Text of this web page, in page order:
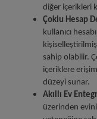
diğer içerikleri
Çoklu Hesap
kullanıcı
sahip olabilir.
içeriklere
düzeyi sunar.
Akıllı Ev
üzerinden